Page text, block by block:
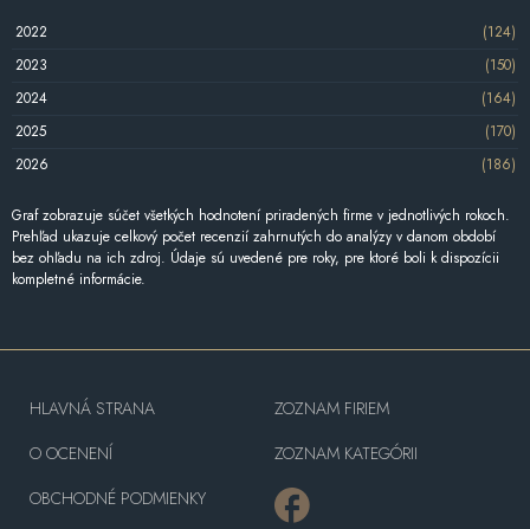
2022
(124)
2023
(150)
2024
(164)
2025
(170)
2026
(186)
Graf zobrazuje súčet všetkých hodnotení priradených firme v jednotlivých rokoch.
Prehľad ukazuje celkový počet recenzií zahrnutých do analýzy v danom období
bez ohľadu na ich zdroj. Údaje sú uvedené pre roky, pre ktoré boli k dispozícii
kompletné informácie.
HLAVNÁ STRANA
O OCENENÍ
OBCHODNÉ PODMIENKY
ZOZNAM FIRIEM
ZOZNAM KATEGÓRII